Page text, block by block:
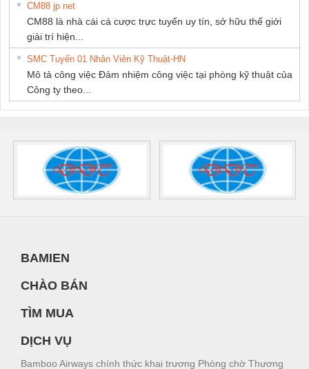
CM88 jp net
CM88 là nhà cái cá cược trực tuyến uy tín, sở hữu thế giới
giải trí hiện...
SMC Tuyển 01 Nhân Viên Kỹ Thuật-HN
Mô tả công việc Đảm nhiệm công việc tại phòng kỹ thuật của
Công ty theo...
BAMIEN
CHÀO BÁN
TÌM MUA
DỊCH VỤ
Bamboo Airways chính thức khai trương Phòng chờ Thương